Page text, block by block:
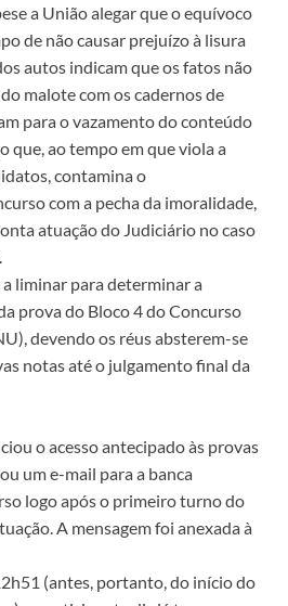
a União alegar que o equívoco
de não causar prejuízo à lisura
autos indicam que os fatos não
malote com os cadernos de
para o vazamento do conteúdo
que, ao tempo em que viola a
contamina o
com a pecha da imoralidade,
atuação do Judiciário no caso
liminar para determinar a
prova do Bloco 4 do Concurso
devendo os réus absterem-se
notas até o julgamento final da
o acesso antecipado às provas
um e-mail para a banca
logo após o primeiro turno do
A mensagem foi anexada à
(antes, portanto, do início do